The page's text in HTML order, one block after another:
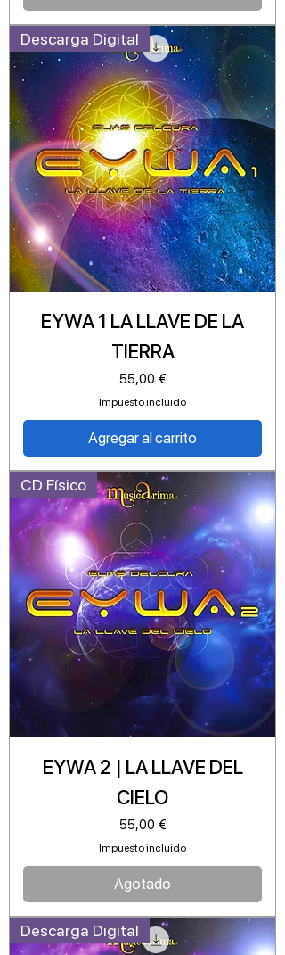
Descarga Digital
EYWA 1 LA LLAVE DE LA
TIERRA
Precio
55,00 €
Impuesto incluido
Agregar al carrito
CD Físico
EYWA 2 | LA LLAVE DEL
CIELO
Precio
55,00 €
Impuesto incluido
Agotado
Descarga Digital